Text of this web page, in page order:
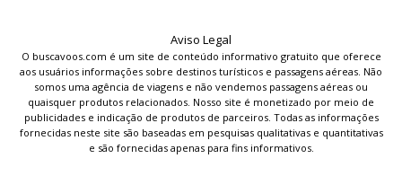
Aviso Legal
O buscavoos.com é um site de conteúdo informativo gratuito que oferece
aos usuários informações sobre destinos turísticos e passagens aéreas. Não
somos uma agência de viagens e não vendemos passagens aéreas ou
quaisquer produtos relacionados. Nosso site é monetizado por meio de
publicidades e indicação de produtos de parceiros. Todas as informações
fornecidas neste site são baseadas em pesquisas qualitativas e quantitativas
e são fornecidas apenas para fins informativos.